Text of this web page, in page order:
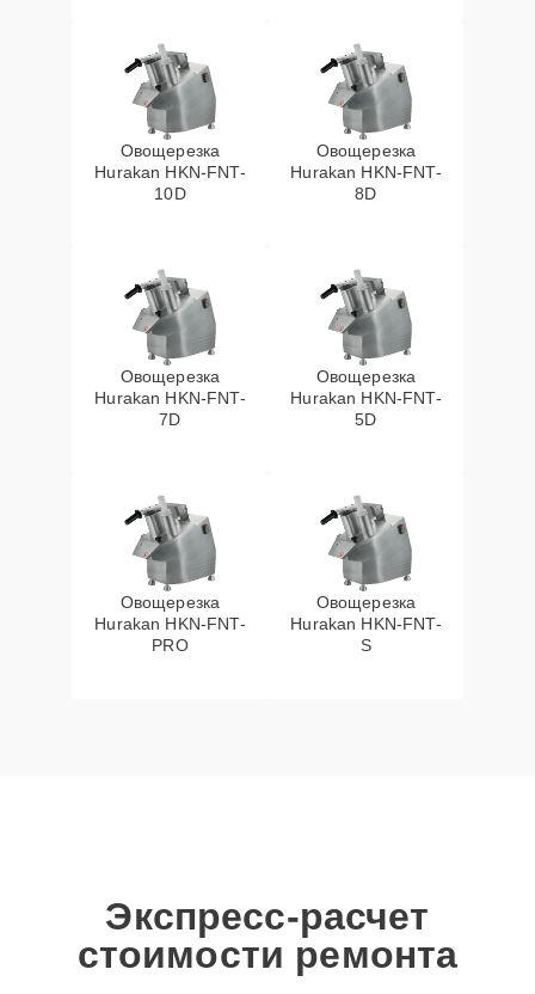
Овощерезка
Hurakan HKN-FNT-
10D
Овощерезка
Hurakan HKN-FNT-
8D
Овощерезка
Hurakan HKN-FNT-
7D
Овощерезка
Hurakan HKN-FNT-
5D
Овощерезка
Hurakan HKN-FNT-
PRO
Овощерезка
Hurakan HKN-FNT-
S
Экспресс-расчет
стоимости ремонта